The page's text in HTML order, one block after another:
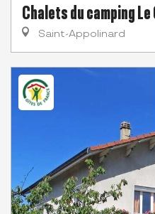
Chalets du camping
Saint-Appolinard